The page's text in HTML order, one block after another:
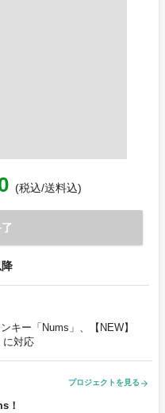
(税込/送料込)
キー「Nums」、【NEW】
に対応
プロジェクトを見る arrow_forward
！